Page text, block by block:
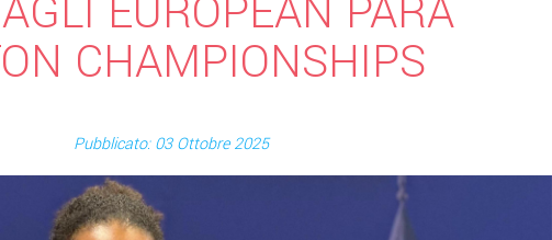
EUROPEAN PARA
CHAMPIONSHIPS
Pubblicato: 03 Ottobre 2025